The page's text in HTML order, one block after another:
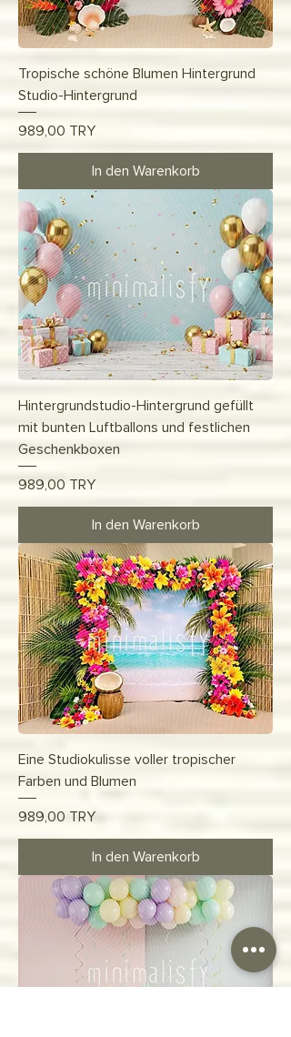
Tropische schöne Blumen Hintergrund
Studio-Hintergrund
Preis
989,00 TRY
In den Warenkorb
Hintergrundstudio-Hintergrund gefüllt
mit bunten Luftballons und festlichen
Geschenkboxen
Preis
989,00 TRY
In den Warenkorb
Eine Studiokulisse voller tropischer
Farben und Blumen
Preis
989,00 TRY
In den Warenkorb